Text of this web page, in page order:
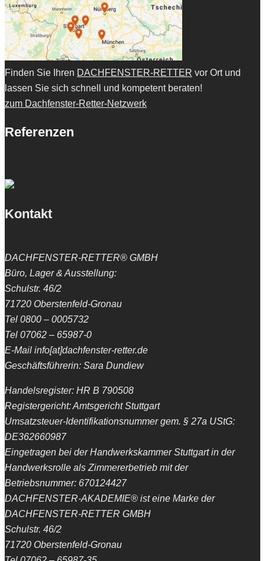
Finden Sie Ihren DACHFENSTER-RETTER vor Ort und
lassen Sie sich schnell und kompetent beraten!
zum Dachfenster-Retter-Netzwerk
Referenzen
Kontakt
DACHFENSTER-RETTER® GMBH
Büro, Lager & Ausstellung:
Schulstr. 46/2
71720 Oberstenfeld-Gronau
Tel 0800 – 0005732
Tel 07062 – 65987-0
E-Mail info[at]dachfenster-retter.de
Geschäftsführerin: Sara Dundiew
Handelsregister: HR B 790508
Registergericht: Amtsgericht Stuttgart
Umsatzsteuer-Identifikationsnummer gem. § 27a UStG:
DE362660987
Eingetragen bei der Handwerkskammer Stuttgart in der
Handwerksrolle als Zimmererbetrieb mit der
Betriebsnummer: 670124427
DACHFENSTER-AKADEMIE® ist eine Marke der
DACHFENSTER-RETTER GMBH
Schulstr. 46/2
71720 Oberstenfeld-Gronau